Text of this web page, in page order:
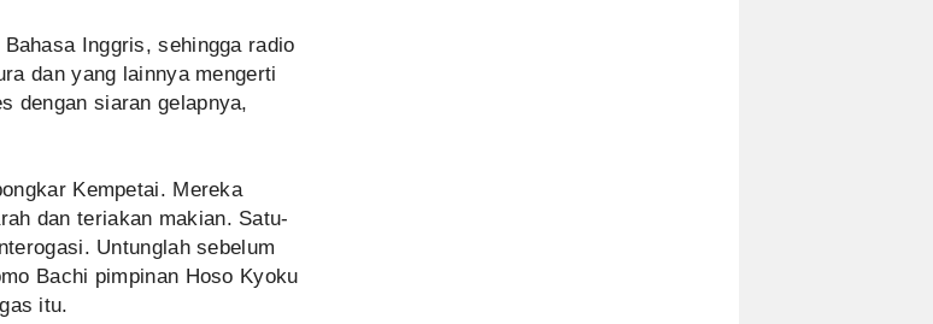
Inggris, sehingga radio
dan yang lainnya mengerti
dengan siaran gelapnya,
Kempetai. Mereka
dan teriakan makian. Satu-
Untunglah sebelum
Bachi pimpinan Hoso Kyoku
itu.